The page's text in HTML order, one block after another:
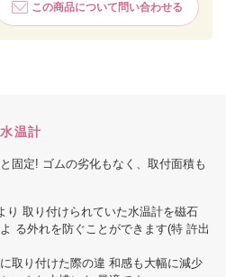
この商品について問い合わせる
温計
固定! ゴムの劣化もなく、取付面積も
り 取り付けられていた水温計を磁石
る外れを防ぐことができます(特 許出
取り付けた際の違 和感も大幅に減少